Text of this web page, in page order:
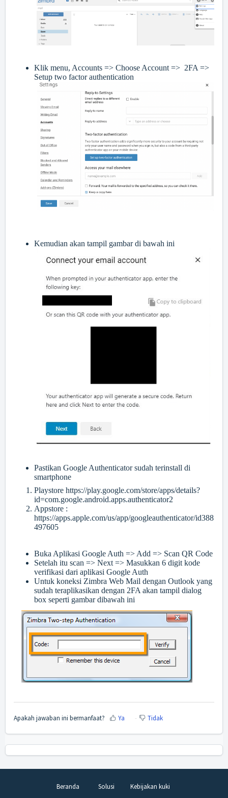
Klik menu, Accounts => Choose Account => 2FA =>
Setup two factor authentication
Kemudian akan tampil gambar di bawah ini
Pastikan Google Authenticator sudah terinstall di
smartphone
Playstore https://play.google.com/store/apps/details?
id=com.google.android.apps.authenticator2
Appstore :
https://apps.apple.com/us/app/googleauthenticator/id388
497605
Buka Aplikasi Google Auth => Add => Scan QR Code
Setelah itu scan => Next => Masukkan 6 digit kode
verifikasi dari aplikasi Google Auth
Untuk koneksi Zimbra Web Mail dengan Outlook yang
sudah teraplikasikan dengan 2FA akan tampil dialog
box seperti gambar dibawah ini
Apakah jawaban ini bermanfaat? Ya Tidak
Beranda Solusi Kebijakan kuki